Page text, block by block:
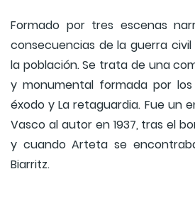
Formado por tres escenas
consecuencias de la guerra
la población. Se trata de una
y monumental formada por los
éxodo y La retaguardia. Fue un
Vasco al autor en 1937, tras el
y cuando Arteta se
Biarritz.